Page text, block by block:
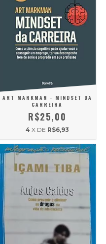
ART MARKMAN - MINDSET DA
CARREIRA
R$25,00
4 X DE R$6,93